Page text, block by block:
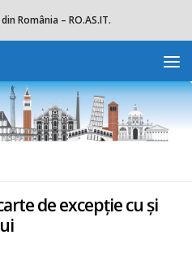
de excepție cu și
România – RO.AS.IT.